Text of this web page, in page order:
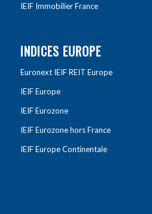
IEIF Immobilier France
INDICES EUROPE
Euronext IEIF REIT Europe
IEIF Europe
IEIF Eurozone
IEIF Eurozone hors France
IEIF Europe Continentale